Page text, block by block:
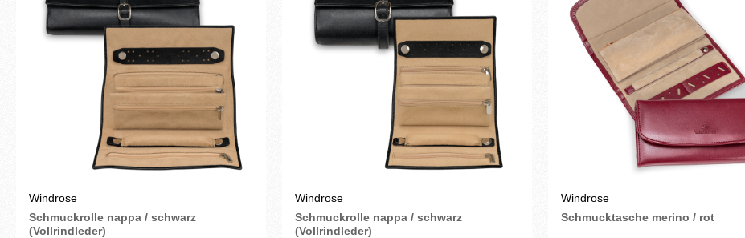
Windrose
Schmuckrolle nappa / schwarz
(Vollrindleder)
Windrose
Schmuckrolle nappa / schwarz
(Vollrindleder)
Windrose
Schmucktasche merino / rot